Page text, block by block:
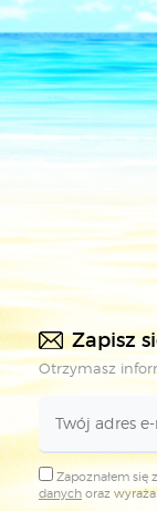
Zapisz
Otrzymasz
Zapoznałem się z
danych oraz